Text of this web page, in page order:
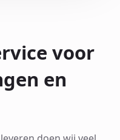
voor
en